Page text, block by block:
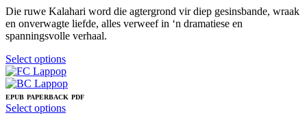
the
product
page
may
be
chosen
the
product
page
through
R239.00
Die ruwe Kalahari word die agtergrond vir diep gesinsbande, wraak
en onverwagte liefde, alles verweef in ‘n dramatiese en
spanningsvolle verhaal.
Select optionsThis
product
has
multiple
variants.
EPUB PAPERBACK PDF
Select optionsThis